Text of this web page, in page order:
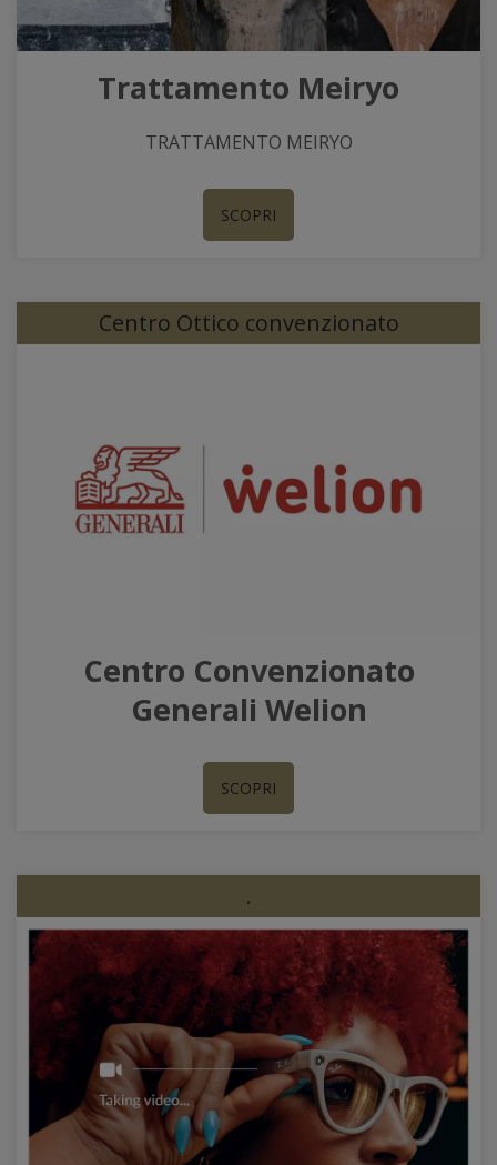
Trattamento Meiryo
TRATTAMENTO MEIRYO
SCOPRI
Centro Ottico convenzionato
Centro Convenzionato
Generali Welion
SCOPRI
.